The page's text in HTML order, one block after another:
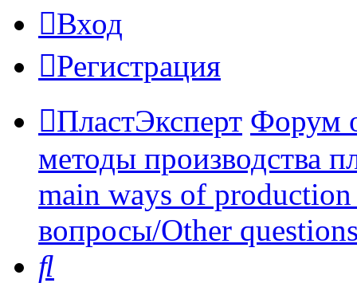
Вход
Регистрация
ПластЭксперт Форум
методы производства
main ways of
вопросы/Other